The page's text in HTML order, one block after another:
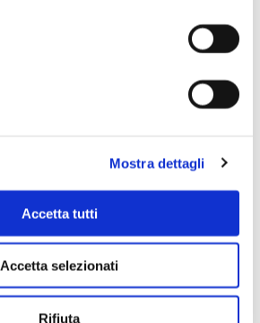
Mostra dettagli
Accetta tutti
Accetta selezionati
Rifiuta
Scopri di più